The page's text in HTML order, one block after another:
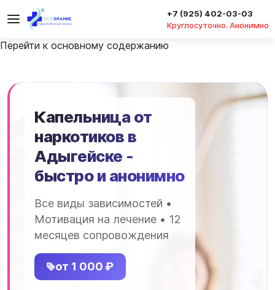
Перейти к основному содержанию
+7 (925) 402-03-03
Круглосуточно. Анонимно
Капельница от
наркотиков в
Адыгейске -
быстро и анонимно
Все виды зависимостей •
Мотивация на лечение • 12
месяцев сопровождения
от 1 000 ₽